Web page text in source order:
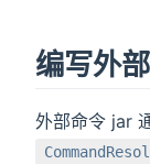
编写外
外部命令 jar